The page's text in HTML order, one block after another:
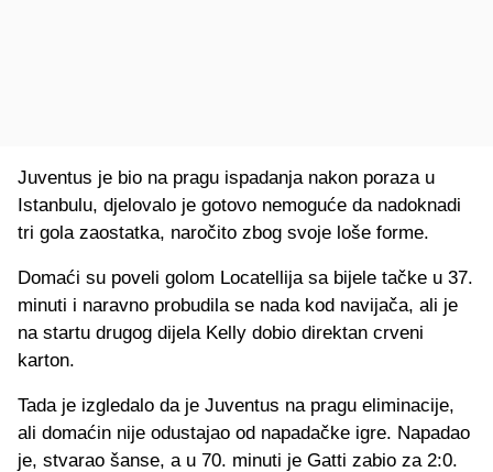
Juventus je bio na pragu ispadanja nakon poraza u
Istanbulu, djelovalo je gotovo nemoguće da nadoknadi
tri gola zaostatka, naročito zbog svoje loše forme.
Domaći su poveli golom Locatellija sa bijele tačke u 37.
minuti i naravno probudila se nada kod navijača, ali je
na startu drugog dijela Kelly dobio direktan crveni
karton.
Tada je izgledalo da je Juventus na pragu eliminacije,
ali domaćin nije odustajao od napadačke igre. Napadao
je, stvarao šanse, a u 70. minuti je Gatti zabio za 2:0.